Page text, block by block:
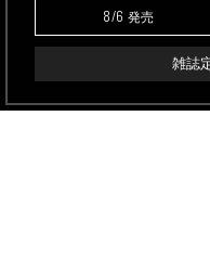
8/6 発売
雑誌